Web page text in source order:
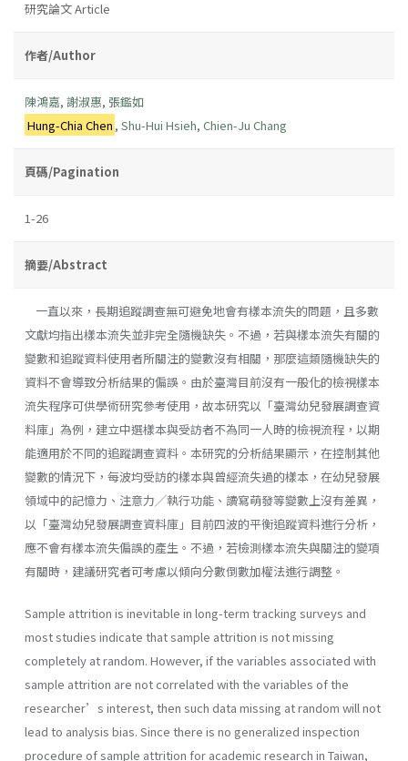
研究論文 Article
作者/Author
陳鴻嘉, 謝淑惠, 張鑑如
Hung-Chia Chen ,Shu-Hui Hsieh,Chien-Ju Chang
頁碼/Pagination
1-26
摘要/Abstract
一直以來，長期追蹤調查無可避免地會有樣本流失的問題，且多數
文獻均指出樣本流失並非完全隨機缺失。不過，若與樣本流失有關的
變數和追蹤資料使用者所關注的變數沒有相關，那麼這類隨機缺失的
資料不會導致分析結果的偏誤。由於臺灣目前沒有一般化的檢視樣本
流失程序可供學術研究參考使用，故本研究以「臺灣幼兒發展調查資
料庫」為例，建立中選樣本與受訪者不為同一人時的檢視流程，以期
能適用於不同的追蹤調查資料。本研究的分析結果顯示，在控制其他
變數的情況下，每波均受訪的樣本與曾經流失過的樣本，在幼兒發展
領域中的記憶力、注意力╱執行功能、讀寫萌發等變數上沒有差異，
以「臺灣幼兒發展調查資料庫」目前四波的平衡追蹤資料進行分析，
應不會有樣本流失偏誤的產生。不過，若檢測樣本流失與關注的變項
有關時，建議研究者可考慮以傾向分數倒數加權法進行調整。
Sample attrition is inevitable in long-term tracking surveys and
most studies indicate that sample attrition is not missing
completely at random. However, if the variables associated with
sample attrition are not correlated with the variables of the
researcher’s interest, then such data missing at random will not
lead to analysis bias. Since there is no generalized inspection
procedure of sample attrition for academic research in Taiwan,